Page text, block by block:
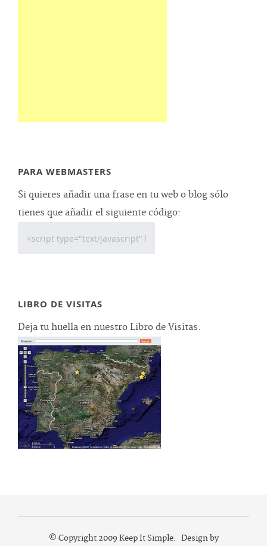
PARA WEBMASTERS
Si quieres añadir una frase en tu web o blog sólo
tienes que añadir el siguiente código:
LIBRO DE VISITAS
Deja tu huella en nuestro Libro de Visitas.
© Copyright 2009 Keep It Simple. Design by